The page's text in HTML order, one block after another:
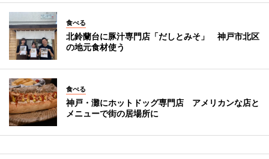
食べる
北鈴蘭台に豚汁専門店「だしとみそ」 神戸市北区
の地元食材使う
食べる
神戸・灘にホットドッグ専門店 アメリカンな店と
メニューで街の居場所に